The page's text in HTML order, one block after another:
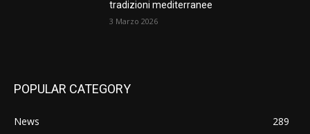
tradizioni mediterranee
3 Marzo 2026
POPULAR CATEGORY
News
289